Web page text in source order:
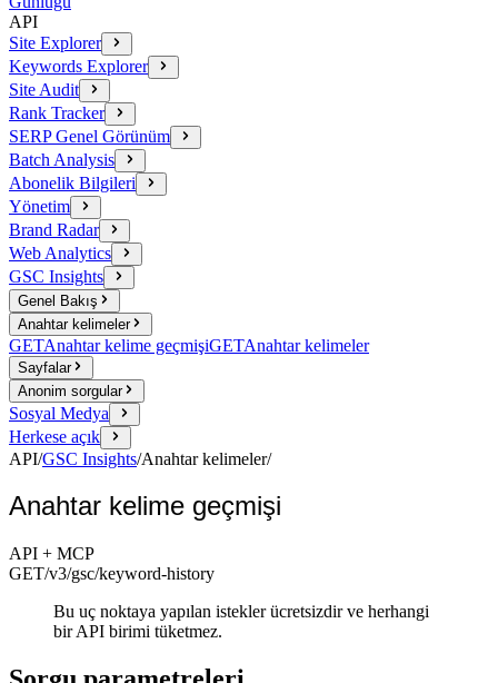
API
Site Explorer
Keywords Explorer
Site Audit
Rank Tracker
SERP Genel Görünüm
Batch Analysis
Abonelik Bilgileri
Yönetim
Brand Radar
Web Analytics
GSC Insights
Genel Bakış
Anahtar kelimeler
GETAnahtar kelime geçmişiGETAnahtar kelimeler
Sayfalar
Anonim sorgular
Sosyal Medya
Herkese açık
API/GSC Insights/Anahtar kelimeler/
Anahtar kelime geçmişi
API + MCP
GET/v3/gsc/keyword-history
Bu uç noktaya yapılan istekler ücretsizdir ve herhangi
bir API birimi tüketmez.